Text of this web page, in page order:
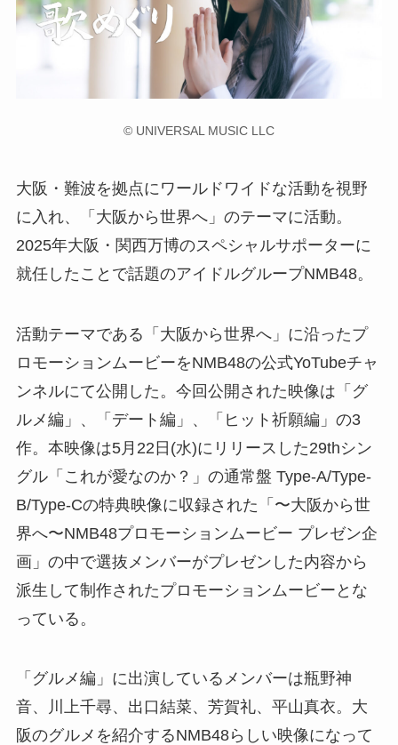
© UNIVERSAL MUSIC LLC
大阪・難波を拠点にワールドワイドな活動を視野
に入れ、「大阪から世界へ」のテーマに活動。
2025年大阪・関西万博のスペシャルサポーターに
就任したことで話題のアイドルグループNMB48。
活動テーマである「大阪から世界へ」に沿ったプ
ロモーションムービーをNMB48の公式YoTubeチャ
ンネルにて公開した。今回公開された映像は「グ
ルメ編」、「デート編」、「ヒット祈願編」の3
作。本映像は5月22日(水)にリリースした29thシン
グル「これが愛なのか？」の通常盤 Type-A/Type-
B/Type-Cの特典映像に収録された「〜大阪から世
界へ〜NMB48プロモーションムービー プレゼン企
画」の中で選抜メンバーがプレゼンした内容から
派生して制作されたプロモーションムービーとな
っている。
「グルメ編」に出演しているメンバーは瓶野神
音、川上千尋、出口結菜、芳賀礼、平山真衣。大
阪のグルメを紹介するNMB48らしい映像になって